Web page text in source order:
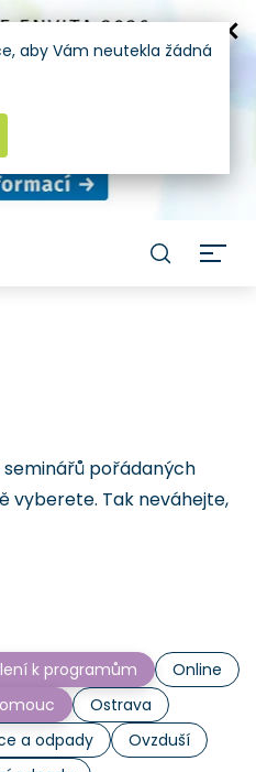
pořádaných
vyberete. Tak neváhejte,
k programům
Online
Ostrava
a odpady
Ovzduší
aby Vám neutekla žádná